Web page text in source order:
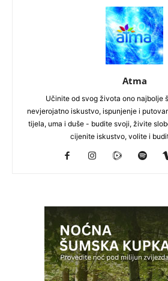
Atma
Učinite od svog života ono najbolje
nevjerojatno iskustvo, ispunjenje i
tijela, uma i duše - budite svoji, živite
cijenite iskustvo, volite i